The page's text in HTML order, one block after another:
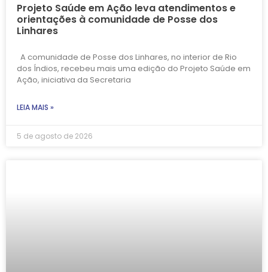
Projeto Saúde em Ação leva atendimentos e
orientações à comunidade de Posse dos
Linhares
A comunidade de Posse dos Linhares, no interior de Rio
dos Índios, recebeu mais uma edição do Projeto Saúde em
Ação, iniciativa da Secretaria
LEIA MAIS »
5 de agosto de 2026